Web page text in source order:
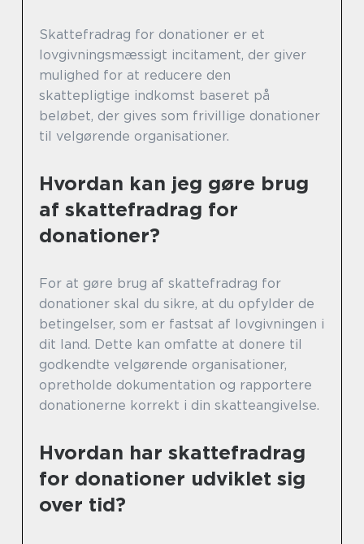
Skattefradrag for donationer er et
lovgivningsmæssigt incitament, der giver
mulighed for at reducere den
skattepligtige indkomst baseret på
beløbet, der gives som frivillige donationer
til velgørende organisationer.
Hvordan kan jeg gøre brug
af skattefradrag for
donationer?
For at gøre brug af skattefradrag for
donationer skal du sikre, at du opfylder de
betingelser, som er fastsat af lovgivningen i
dit land. Dette kan omfatte at donere til
godkendte velgørende organisationer,
opretholde dokumentation og rapportere
donationerne korrekt i din skatteangivelse.
Hvordan har skattefradrag
for donationer udviklet sig
over tid?